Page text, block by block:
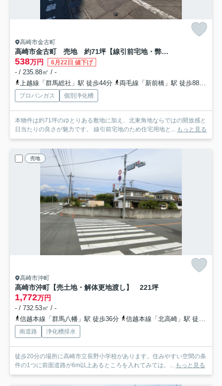
高崎市金古町
高崎市金古町 売地 約71坪【線引前宅地・弊社売主】
538万円 6月22日 値下げ
- / 235.88㎡ / -
上越線「群馬総社」駅 徒歩44分
両毛線「新前橋」駅 徒歩88分
プロパンガス 個別浄化槽
本物件は約71坪のゆとりある敷地に加え、北東角地ならではの開放感と
日当たりの良さが魅力です。 線引前宅地のため住宅用地と... もっと見る
売地
高崎市沖町
高崎市沖町【売土地・解体更地渡し】 221坪
1,772万円
- / 732.53㎡ / -
信越本線「群馬八幡」駅 徒歩36分
信越本線「北高崎」駅 徒歩62分
南道路 浄化槽排水
徒歩20分の場所に高崎市立長野小学校があります。住みやすい空間の条
件の1つに前面道路が6m以上あるところを入れてみては。... もっと見る